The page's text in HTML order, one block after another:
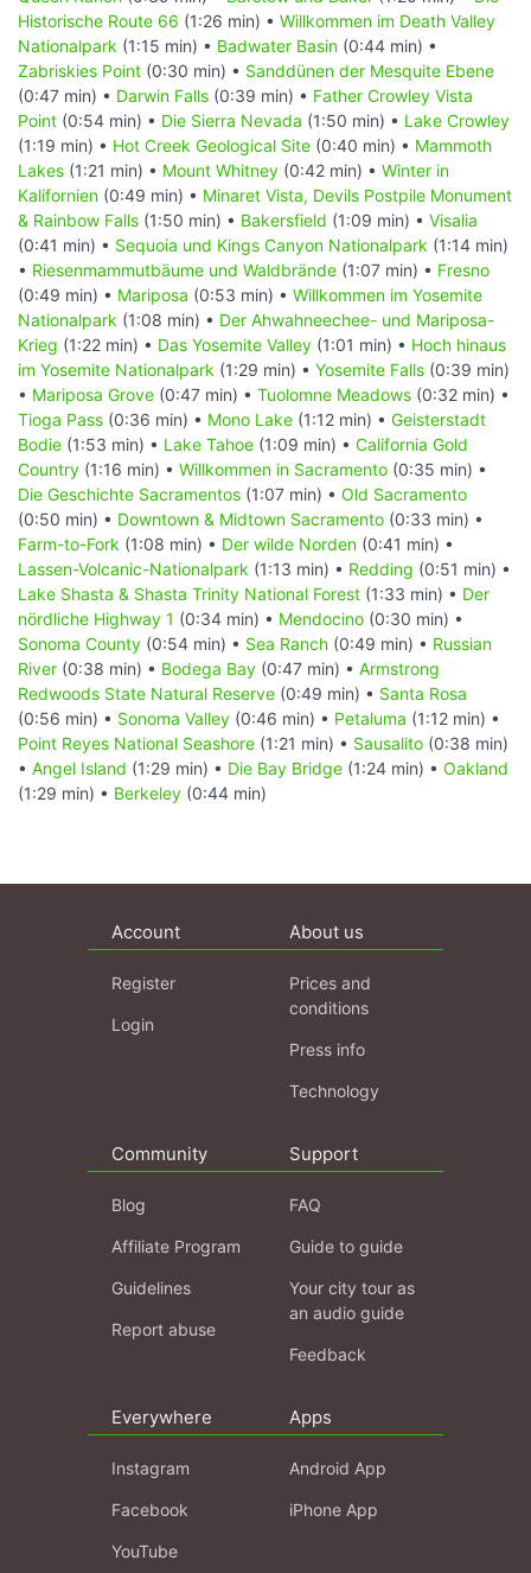
Historische Route 66 (1:26 min) • Willkommen im Death Valley
Nationalpark (1:15 min) • Badwater Basin (0:44 min) •
Zabriskies Point (0:30 min) • Sanddünen der Mesquite Ebene
(0:47 min) • Darwin Falls (0:39 min) • Father Crowley Vista
Point (0:54 min) • Die Sierra Nevada (1:50 min) • Lake Crowley
(1:19 min) • Hot Creek Geological Site (0:40 min) • Mammoth
Lakes (1:21 min) • Mount Whitney (0:42 min) • Winter in
Kalifornien (0:49 min) • Minaret Vista, Devils Postpile Monument
& Rainbow Falls (1:50 min) • Bakersfield (1:09 min) • Visalia
(0:41 min) • Sequoia und Kings Canyon Nationalpark (1:14 min)
• Riesenmammutbäume und Waldbrände (1:07 min) • Fresno
(0:49 min) • Mariposa (0:53 min) • Willkommen im Yosemite
Nationalpark (1:08 min) • Der Ahwahneechee- und Mariposa-
Krieg (1:22 min) • Das Yosemite Valley (1:01 min) • Hoch hinaus
im Yosemite Nationalpark (1:29 min) • Yosemite Falls (0:39 min)
• Mariposa Grove (0:47 min) • Tuolomne Meadows (0:32 min) •
Tioga Pass (0:36 min) • Mono Lake (1:12 min) • Geisterstadt
Bodie (1:53 min) • Lake Tahoe (1:09 min) • California Gold
Country (1:16 min) • Willkommen in Sacramento (0:35 min) •
Die Geschichte Sacramentos (1:07 min) • Old Sacramento
(0:50 min) • Downtown & Midtown Sacramento (0:33 min) •
Farm-to-Fork (1:08 min) • Der wilde Norden (0:41 min) •
Lassen-Volcanic-Nationalpark (1:13 min) • Redding (0:51 min) •
Lake Shasta & Shasta Trinity National Forest (1:33 min) • Der
nördliche Highway 1 (0:34 min) • Mendocino (0:30 min) •
Sonoma County (0:54 min) • Sea Ranch (0:49 min) • Russian
River (0:38 min) • Bodega Bay (0:47 min) • Armstrong
Redwoods State Natural Reserve (0:49 min) • Santa Rosa
(0:56 min) • Sonoma Valley (0:46 min) • Petaluma (1:12 min) •
Point Reyes National Seashore (1:21 min) • Sausalito (0:38 min)
• Angel Island (1:29 min) • Die Bay Bridge (1:24 min) • Oakland
(1:29 min) • Berkeley (0:44 min)
Account
Register
Login
About us
Prices and
conditions
Press info
Technology
Community
Blog
Affiliate Program
Guidelines
Report abuse
Support
FAQ
Guide to guide
Your city tour as
an audio guide
Feedback
Everywhere
Instagram
Facebook
YouTube
Apps
Android App
iPhone App